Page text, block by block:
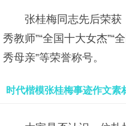
张桂梅同志先后荣获
秀教师”“全国十大女杰”“
秀母亲”等荣誉称号。
时代楷模张桂梅事迹作文素